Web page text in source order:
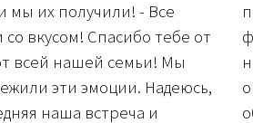
мы их получили! - Все
со вкусом! Спасибо тебе от
всей нашей семьи! Мы
эти эмоции. Надеюсь,
наша встреча и